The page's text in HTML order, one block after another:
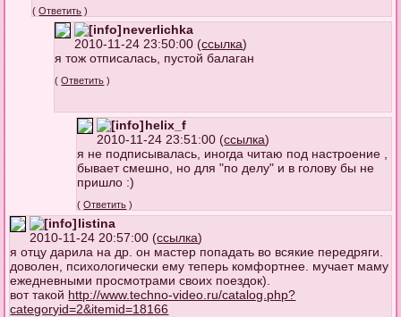
(Ответить )
neverlichka
2010-11-24 23:50:00 (ссылка)
я тож отписалась, пустой балаган
(Ответить )
helix_f
2010-11-24 23:51:00 (ссылка)
я не подписывалась, иногда читаю под настроение ,
бывает смешно, но для "по делу" и в голову бы не
пришло :)
(Ответить )
listina
2010-11-24 20:57:00 (ссылка)
я отцу дарила на др. он мастер попадать во всякие передряги.
доволен, психологически ему теперь комфортнее. мучает маму
ежедневными просмотрами своих поездок).
вот такой http://www.techno-video.ru/catalog.php?
categoryid=2&itemid=18166